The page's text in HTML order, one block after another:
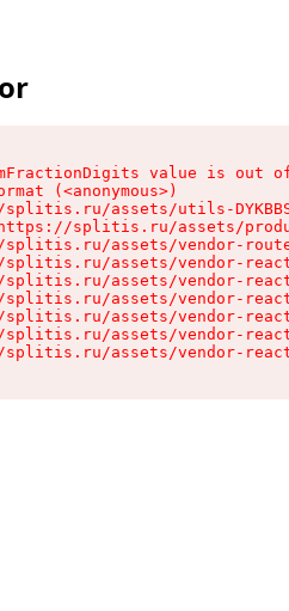
value is out
(<anonymous>)
assets/utils-
splitis.ru/assets/
assets/vendor-
assets/vendor-
assets/vendor-
assets/vendor-
assets/vendor-
assets/vendor-
assets/vendor-